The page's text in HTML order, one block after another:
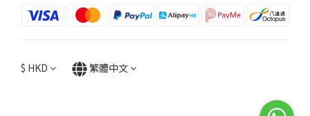
$ HKD 繁體中文